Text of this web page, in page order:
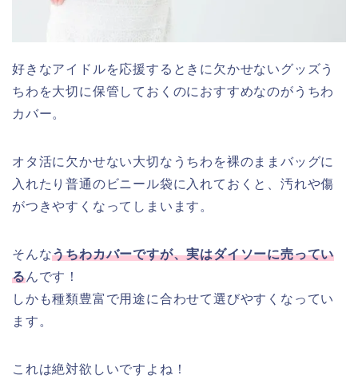
好きなアイドルを応援するときに欠かせないグッズう
ちわを大切に保管しておくのにおすすめなのがうちわ
カバー。
オタ活に欠かせない大切なうちわを裸のままバッグに
入れたり普通のビニール袋に入れておくと、汚れや傷
がつきやすくなってしまいます。
そんなうちわカバーですが、実はダイソーに売ってい
るんです！
しかも種類豊富で用途に合わせて選びやすくなってい
ます。
これは絶対欲しいですよね！